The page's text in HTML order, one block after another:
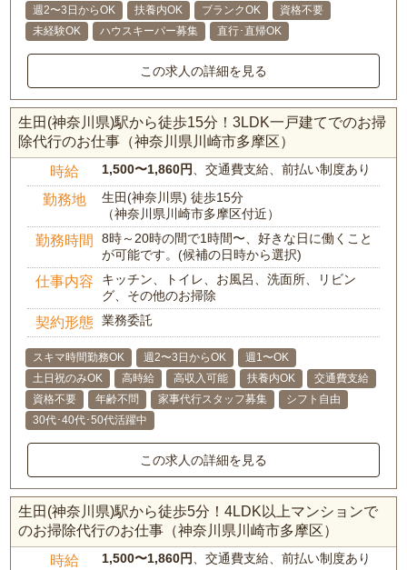
週2〜3日からOK 扶養内OK ブランクOK
資格不要
未経験OK
ハウスキーパー募集 直行･直帰OK
この求人の詳細を見る
生田(神奈川県)駅から徒歩15分！3LDK一戸建てでのお掃
除代行のお仕事（神奈川県川崎市多摩区）
時給 1,500〜1,860円、交通費支給、前払い制度あり
勤務地
生田(神奈川県) 徒歩15分
（神奈川県川崎市多摩区付近）
勤務時間
8時～20時の間で1時間〜、好きな日に働くこと
が可能です。(候補の日時から選択)
仕事内容
キッチン、トイレ、お風呂、洗面所、リビン
グ、その他のお掃除
契約形態 業務委託
スキマ時間勤務OK 週2〜3日からOK
週1〜OK
土日祝のみOK
高時給 高収入可能 扶養内OK
交通費支給
資格不要
年齢不問 家事代行スタッフ募集
シフト自由
30代･40代･50代活躍中
この求人の詳細を見る
生田(神奈川県)駅から徒歩5分！4LDK以上マンションで
のお掃除代行のお仕事（神奈川県川崎市多摩区）
時給 1,500〜1,860円、交通費支給、前払い制度あり